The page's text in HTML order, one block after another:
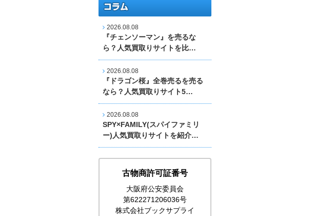
2026.08.08
『チェンソーマン』を売るな
ら？人気買取りサイトを比…
2026.08.08
『ドラゴン桜』全巻売るを売る
なら？人気買取りサイト5…
2026.08.08
SPY×FAMILY(スパイファミリ
ー)人気買取りサイトを紹介…
古物商許可証番号
大阪府公安委員会
第622271206036号
株式会社ブックサプライ